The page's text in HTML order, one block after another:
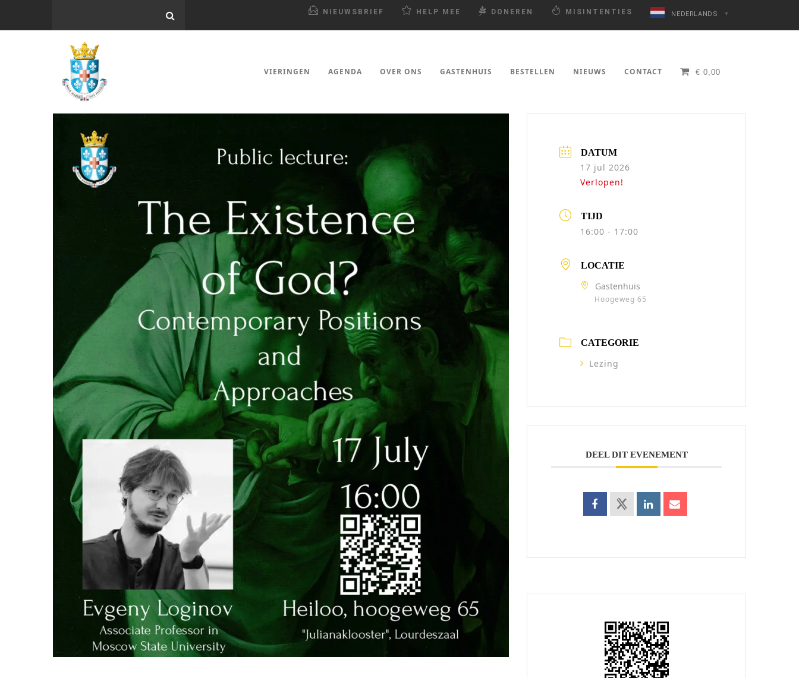
NIEUWSBRIEF HELP MEE DONEREN MISINTENTIES NEDERLANDS ▼
VIERINGEN AGENDA OVER ONS GASTENHUIS BESTELLEN NIEUWS CONTACT € 0,00
DATUM
17 jul 2026
Verlopen!
TIJD
16:00 - 17:00
LOCATIE
Gastenhuis
Hoogeweg 65
CATEGORIE
Lezing
DEEL DIT EVENEMENT